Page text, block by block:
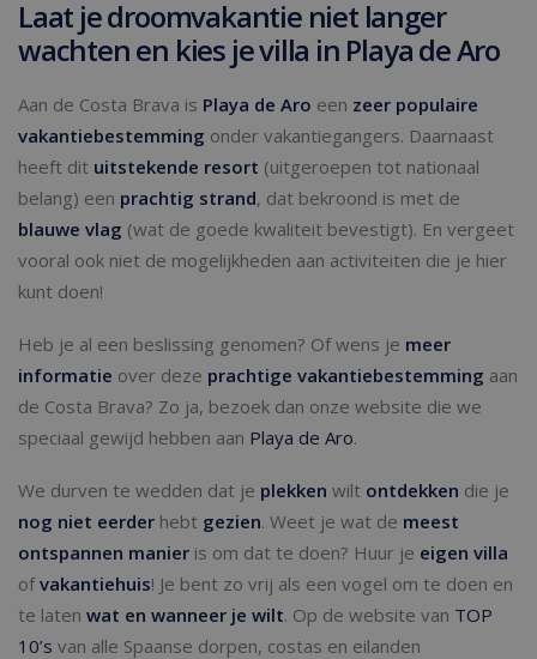
Laat je droomvakantie niet langer
wachten en kies je villa in Playa de Aro
Aan de Costa Brava is Playa de Aro een zeer populaire
vakantiebestemming onder vakantiegangers. Daarnaast
heeft dit uitstekende resort (uitgeroepen tot nationaal
belang) een prachtig strand, dat bekroond is met de
blauwe vlag (wat de goede kwaliteit bevestigt). En vergeet
vooral ook niet de mogelijkheden aan activiteiten die je hier
kunt doen!
Heb je al een beslissing genomen? Of wens je meer
informatie over deze prachtige vakantiebestemming aan
de Costa Brava? Zo ja, bezoek dan onze website die we
speciaal gewijd hebben aan Playa de Aro.
We durven te wedden dat je plekken wilt ontdekken die je
nog niet eerder hebt gezien. Weet je wat de meest
ontspannen manier is om dat te doen? Huur je eigen villa
ofvakantiehuis! Je bent zo vrij als een vogel om te doen en
te laten wat en wanneer je wilt. Op de website van TOP
10’s van alle Spaanse dorpen, costas en eilanden